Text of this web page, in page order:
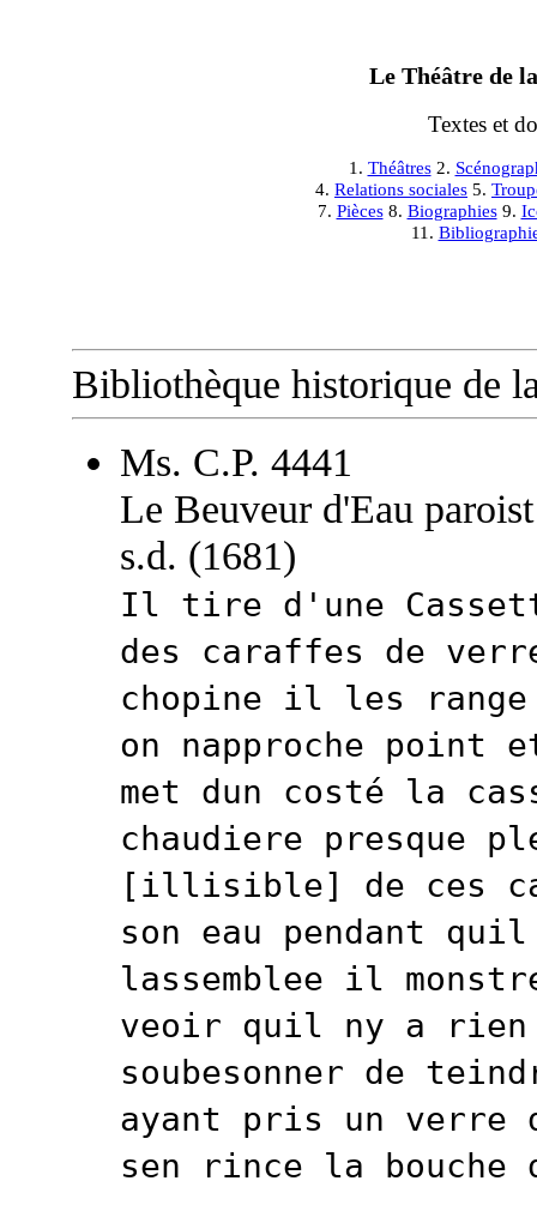
Le Théâtre de
Textes et
1. Théâtres2.
4. Relations sociales 5.
7. Pièces8. Biographies9.
11.
Bibliothèque historique de
Ms. C.P. 4441
Le Beuveur d'Eau
s.d. (1681)
Il tire d'une
des caraffes de
chopine il les
on napproche
met dun costé la
chaudiere presque
[illisible] de ces
son eau pendant
lassemblee il
veoir quil ny a rien
soubesonner de
ayant pris un
sen rince la